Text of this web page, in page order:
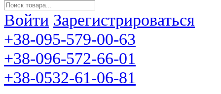
Войти Зарегистрироваться
+38-095-579-00-63
+38-096-572-66-01
+38-0532-61-06-81